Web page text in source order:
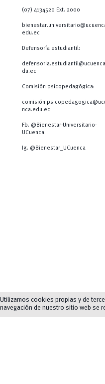
(07) 4134520 Ext. 2000
edu.ec
Defensoría estudiantil:
du.ec
Comisión psicopedagógica:
nca.edu.ec
Fb. @Bienestar-Universitario-
UCuenca
Ig. @Bienestar_UCuenca
Utilizamos cookies propias y de
navegación de nuestro sitio web se